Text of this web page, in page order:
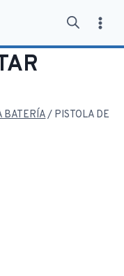
BATERÍA/ PISTOLA DE